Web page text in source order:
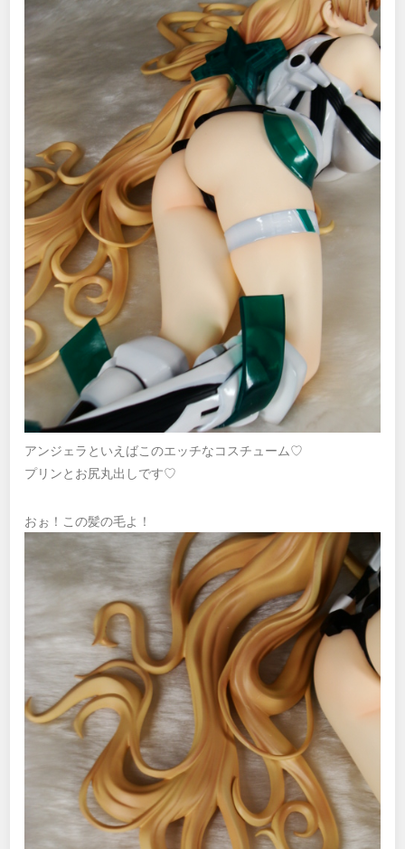
アンジェラといえばこのエッチなコスチューム♡
プリンとお尻丸出しです♡
おぉ！この髪の毛よ！